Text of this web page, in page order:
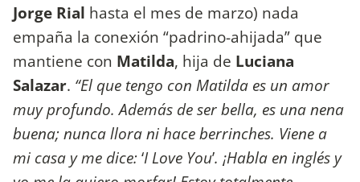
Jorge Rial hasta el mes de marzo) nada
empaña la conexión “padrino-ahijada” que
mantiene con Matilda, hija de Luciana
Salazar. “El que tengo con Matilda es un amor
muy profundo. Además de ser bella, es una nena
buena; nunca llora ni hace berrinches. Viene a
mi casa y me dice: ‘I Love You’. ¡Habla en inglés y